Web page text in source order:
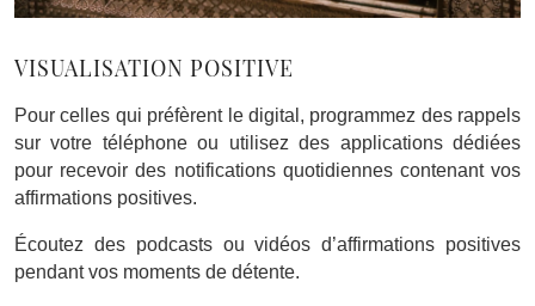
VISUALISATION POSITIVE
Pour celles qui préfèrent le digital, programmez des rappels
sur votre téléphone ou utilisez des applications dédiées
pour recevoir des notifications quotidiennes contenant vos
affirmations positives.
Écoutez des podcasts ou vidéos d’affirmations positives
pendant vos moments de détente.